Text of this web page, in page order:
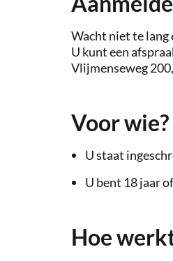
Wacht niet te lang
U kunt een
Vlijmenseweg
Voor wie?
U staat
U bent 18 jaar
Hoe